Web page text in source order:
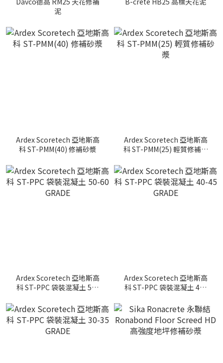
泥
Ardex Scoretech 亞地斯高
科 ST-PMM(40) 修補砂漿
Ardex Scoretech 亞地斯高
科 ST-PMM(25) 輕質修補砂
Ardex Scoretech 亞地斯高
科 ST-PPC 袋裝混凝土 50-
Ardex Scoretech 亞地斯高
科 ST-PPC 袋裝混凝土 40-